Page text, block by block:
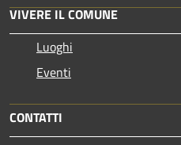
VIVERE IL COMUNE
Luoghi
Eventi
CONTATTI